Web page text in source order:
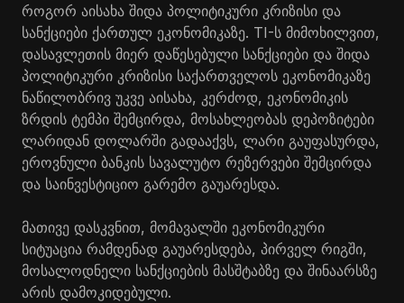
როგორ აისახა შიდა პოლიტიკური კრიზისი და
სანქციები ქართულ ეკონომიკაზე. TI-ს მიმოხილვით,
დასავლეთის მიერ დაწესებული სანქციები და შიდა
პოლიტიკური კრიზისი საქართველოს ეკონომიკაზე
ნაწილობრივ უკვე აისახა, კერძოდ, ეკონომიკის
ზრდის ტემპი შემცირდა, მოსახლეობას დეპოზიტები
ლარიდან დოლარში გადააქვს, ლარი გაუფასურდა,
ეროვნული ბანკის სავალუტო რეზერვები შემცირდა
და საინვესტიციო გარემო გაუარესდა.
მათივე დასკვნით, მომავალში ეკონომიკური
სიტუაცია რამდენად გაუარესდება, პირველ რიგში,
მოსალოდნელი სანქციების მასშტაბზე და შინაარსზე
არის დამოკიდებული.